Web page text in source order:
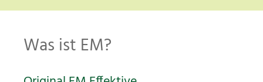
Was ist EM?